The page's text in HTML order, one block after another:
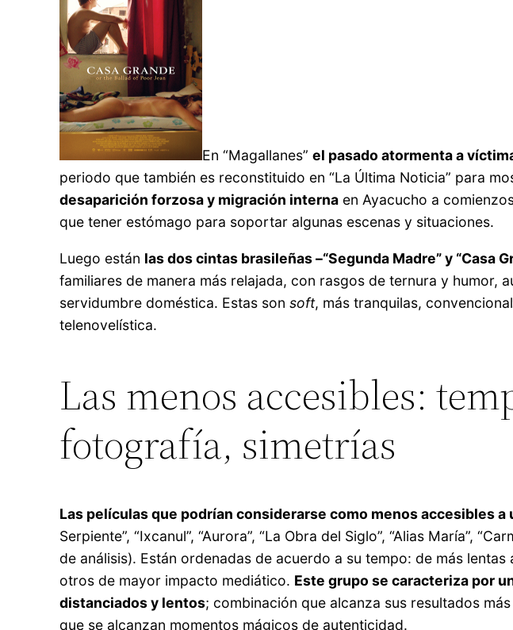
En “Magallanes”el pasado atormenta a
periodo que también es reconstituido en “La Última Noticia” para
desaparición forzosa y migración interna en Ayacucho a
que tener estómago para soportar algunas escenas y situaciones.
Luego están las dos cintas brasileñas –“Segunda Madre” y “Casa
familiares de manera más relajada, con rasgos de ternura y humor,
servidumbre doméstica. Estas sonsoft, más tranquilas,
telenovelística.
Las menos accesibles:
fotografía, simetrías
Las películas que podrían considerarse como menos accesibles
Serpiente”, “Ixcanul”, “Aurora”, “La Obra del Siglo”, “Alias María”,
de análisis). Están ordenadas de acuerdo a su tempo: de más
otros de mayor impacto mediático. Este grupo se caracteriza por
distanciados y lentos; combinación que alcanza sus resultados
que se alcanzan momentos mágicos de autenticidad.